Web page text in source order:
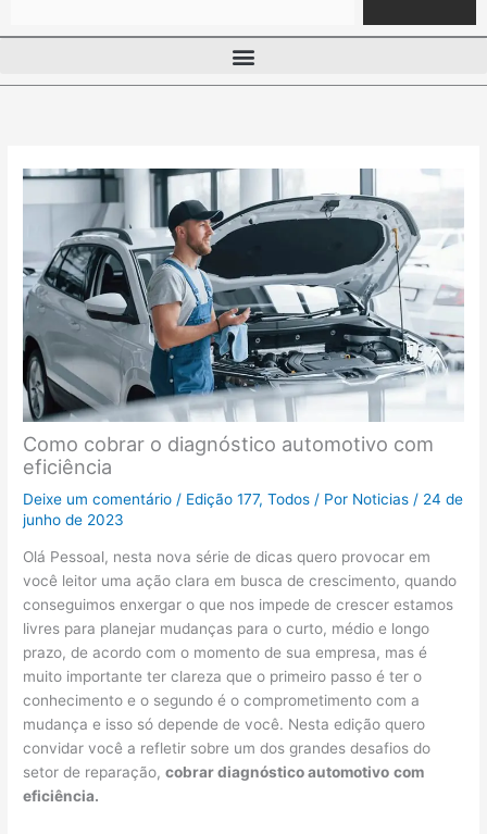
Como cobrar o diagnóstico automotivo com
eficiência
Deixe um comentário / Edição 177,Todos / Por Noticias / 24 de
junho de 2023
Olá Pessoal, nesta nova série de dicas quero provocar em
você leitor uma ação clara em busca de crescimento, quando
conseguimos enxergar o que nos impede de crescer estamos
livres para planejar mudanças para o curto, médio e longo
prazo, de acordo com o momento de sua empresa, mas é
muito importante ter clareza que o primeiro passo é ter o
conhecimento e o segundo é o comprometimento com a
mudança e isso só depende de você. Nesta edição quero
convidar você a refletir sobre um dos grandes desafios do
setor de reparação,cobrar diagnósticoautomotivo com
eficiência.